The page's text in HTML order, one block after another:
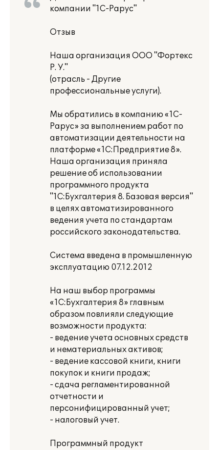
компании "1С-Рарус"
Отзыв
Наша организация ООО "Фортекс
Р. У."
(отрасль - Другие
профессиональные услуги).
Мы обратились в компанию «1С-
Рарус» за выполнением работ по
автоматизации деятельности на
платформе «1С:Предприятие 8».
Наша организация приняла
решение об использовании
программного продукта
"1С:Бухгалтерия 8. Базовая версия"
в целях автоматизированного
ведения учета по стандартам
российского законодательства.
Система введена в промышленную
эксплуатацию 07.12.2012
На наш выбор программы
«1С:Бухгалтерия 8» главным
образом повлияли следующие
возможности продукта:
- ведение учета основных средств
и нематериальных активов;
- ведение кассовой книги, книги
покупок и книги продаж;
- сдача регламентированной
отчетности и
персонифицированный учет;
- налоговый учет.
Программный продукт